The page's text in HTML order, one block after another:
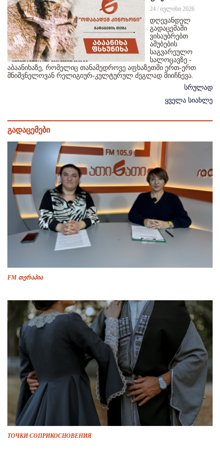
24 / ივლისი 2026
დღევანდელ
გადაცემაში
ვისაუბრებთ
აშუბების
საგვარეულო
სალოცავზე -
აბაანიხაზე, რომელიც თანამედროვე აფხაზეთში ერთ-ერთ
მნიშვნელოვან რელიგიურ-კულტურულ ძეგლად მიიჩნევა.
სრულად
ყველა სიახლე
გადაცემები
FM თერაპია
ТОЧКИ СОПРИКОСНОВЕНИЯ